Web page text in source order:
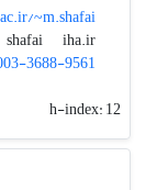
~m.shafai
shafai
iha.ir
3688-9561
h-index:12